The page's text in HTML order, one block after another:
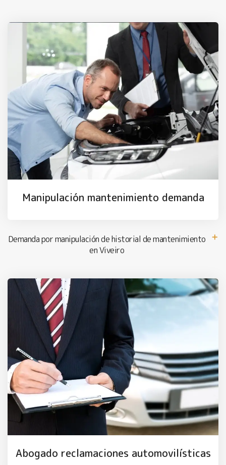
Manipulación mantenimiento demanda
Demanda por manipulación de historial de mantenimiento
en Viveiro
Abogado reclamaciones automovilísticas